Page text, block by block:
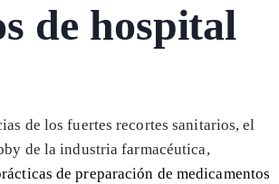
de hospital
de los fuertes recortes sanitarios, el
de la industria farmacéutica,
de preparación de medicamentos